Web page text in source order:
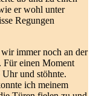
er wohl unter
Regungen
immer noch an der
Für einen Moment
und stöhnte.
ich meinem